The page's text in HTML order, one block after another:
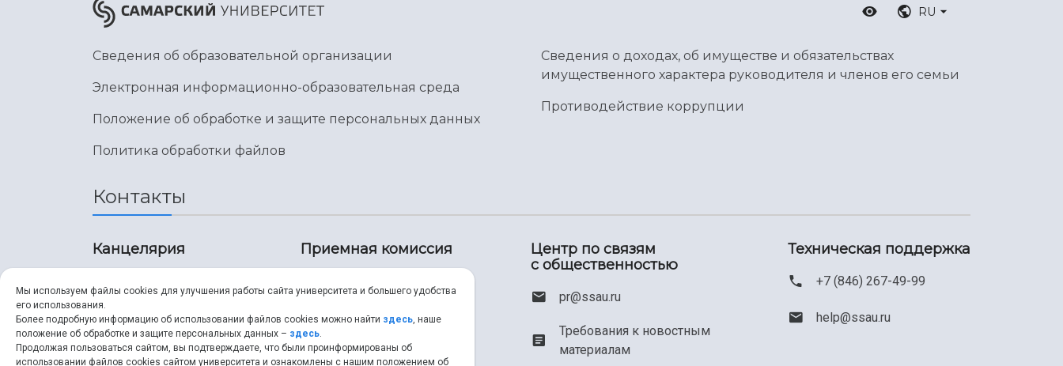
RU
Сведения об образовательной организации
Электронная информационно-образовательная среда
Положение об обработке и защите персональных данных
Политика обработки файлов
Сведения о доходах, об имуществе и обязательствах
имущественного характера руководителя и членов его семьи
Противодействие коррупции
Контакты
Канцелярия
8 (846) 267-43-70
ssau@ssau.ru
Приемная комиссия
8 (846) 267-48-67
priem@ssau.ru
Центр по связям
с общественностью
pr@ssau.ru
Требования к новостным
материалам
Техническая поддержка
+7 (846) 267-49-99
help@ssau.ru
Мы используем файлы cookies для улучшения работы сайта университета и большего удобства
его использования.
Более подробную информацию об использовании файлов cookies можно найти здесь, наше
положение об обработке и защите персональных данных – здесь.
Продолжая пользоваться сайтом, вы подтверждаете, что были проинформированы об
использовании файлов cookies сайтом университета и ознакомлены с нашим положением об